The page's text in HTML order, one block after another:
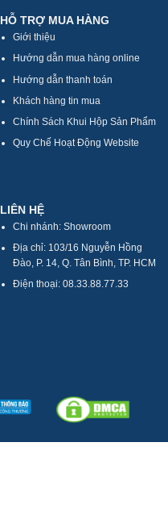
HỖ TRỢ MUA HÀNG
Giới thiệu
Hướng dẫn mua hàng online
Hướng dẫn thanh toán
Khách hàng tin mua
Chính Sách Khui Hộp Sản Phẩm
Quy Chế Hoạt Động Website
LIÊN HỆ
Chi nhánh: Showroom
Địa chỉ: 103/16 Nguyễn Hồng
Đào, P. 14, Q. Tân Bình, TP. HCM
Điện thoại: 08.33.88.77.33